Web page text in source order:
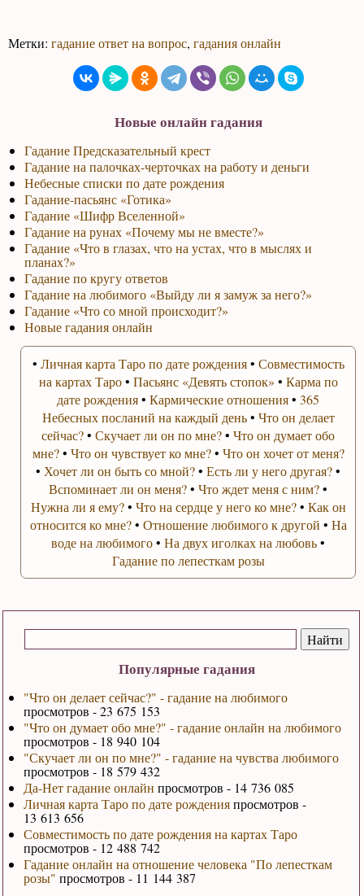
Популярные гадания
"Что он делает сейчас?" - гадание на любимого
просмотров - 23 675 153
"Что он думает обо мне?" - гадание онлайн на любимого
просмотров - 18 940 104
"Скучает ли он по мне?" - гадание на чувства любимого
просмотров - 18 579 432
Да-Нет гадание онлайн просмотров - 14 736 085
Личная карта Таро по дате рожденияпросмотров -
13 613 656
Совместимость по дате рождения на картах Таро
просмотров - 12 488 742
Гадание онлайн на отношение человека "По лепесткам
розы" просмотров - 11 144 387
Метки:гадание ответ на вопрос,гадания онлайн
Новые онлайн гадания
Гадание Предсказательный крест
Гадание на палочках-черточках на работу и деньги
Небесные списки по дате рождения
Гадание-пасьянс «Готика»
Гадание «Шифр Вселенной»
Гадание на рунах «Почему мы не вместе?»
Гадание «Что в глазах, что на устах, что в мыслях и
планах?»
Гадание по кругу ответов
Гадание на любимого «Выйду ли я замуж за него?»
Гадание «Что со мной происходит?»
Новые гадания онлайн
• Личная карта Таро по дате рождения• Совместимость
на картах Таро• Пасьянс «Девять стопок» • Карма по
дате рождения•Кармические отношения•365
Небесных посланий на каждый день• Что он делает
сейчас?•Скучает ли он по мне?•Что он думает обо
мне?• Что он чувствует ко мне?• Что он хочет от меня?
• Хочет ли он быть со мной?•Есть ли у него другая?•
Вспоминает ли он меня?•Что ждет меня с ним?•
Нужна ли я ему?• Что на сердце у него ко мне?• Как он
относится ко мне?• Отношение любимого к другой • На
воде на любимого•На двух иголках на любовь•
Гадание по лепесткам розы